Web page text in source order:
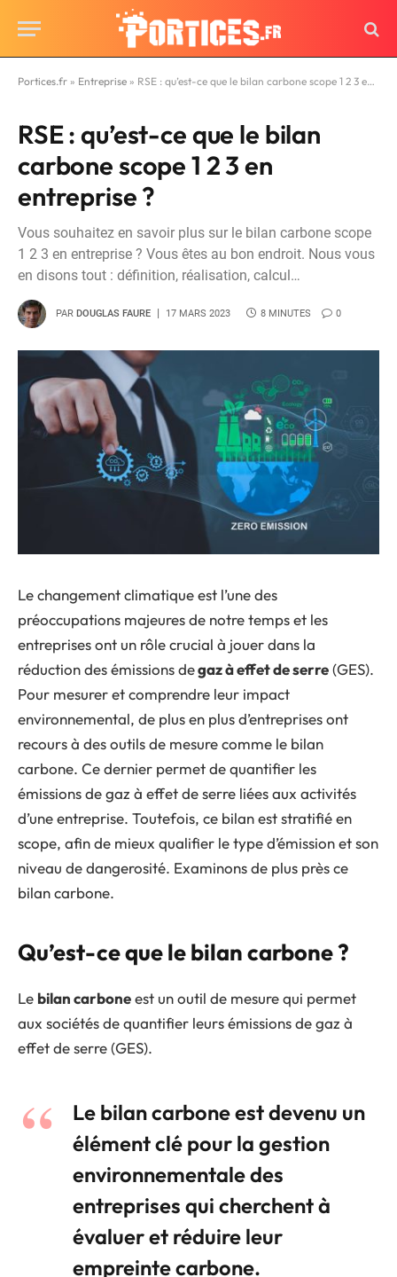
Portices.fr » Entreprise » RSE : qu’est-ce que le bilan carbone scope 1 2 3 en entreprise ?
RSE : qu’est-ce que le bilan
carbone scope 1 2 3 en
entreprise ?
Vous souhaitez en savoir plus sur le bilan carbone scope
1 2 3 en entreprise ? Vous êtes au bon endroit. Nous vous
en disons tout : définition, réalisation, calcul…
PAR DOUGLAS FAURE 17 MARS 2023 8 MINUTES 0
Le changement climatique est l’une des
préoccupations majeures de notre temps et les
entreprises ont un rôle crucial à jouer dans la
réduction des émissions degaz à effet de serre(GES).
Pour mesurer et comprendre leur impact
environnemental, de plus en plus d’entreprises ont
recours à des outils de mesure comme le bilan
carbone. Ce dernier permet de quantifier les
émissions de gaz à effet de serre liées aux activités
d’une entreprise. Toutefois, ce bilan est stratifié en
scope, afin de mieux qualifier le type d’émission et son
niveau de dangerosité. Examinons de plus près ce
bilan carbone.
Qu’est-ce que le bilan carbone ?
Le bilan carboneest un outil de mesure qui permet
aux sociétés de quantifier leurs émissions de gaz à
effet de serre (GES).
Le bilan carbone est devenu un
élément clé pour la gestion
environnementale des
entreprises qui cherchent à
évaluer et réduire leur
empreinte carbone.